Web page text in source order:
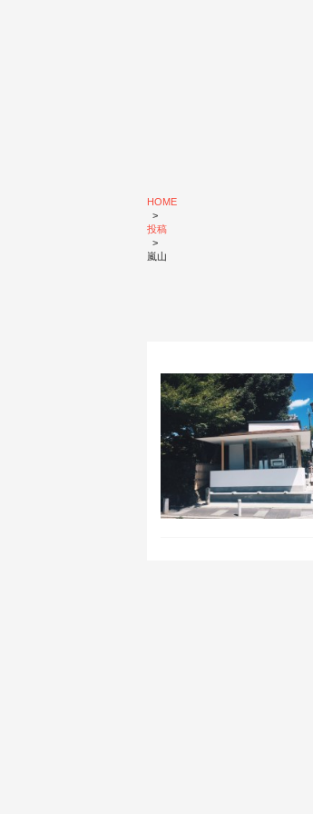
HOME
>
投稿
>
嵐山